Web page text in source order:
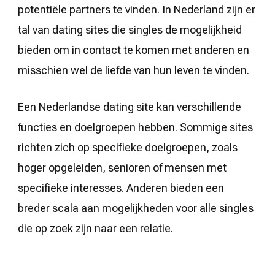
potentiële partners te vinden. In Nederland zijn er
tal van dating sites die singles de mogelijkheid
bieden om in contact te komen met anderen en
misschien wel de liefde van hun leven te vinden.
Een Nederlandse dating site kan verschillende
functies en doelgroepen hebben. Sommige sites
richten zich op specifieke doelgroepen, zoals
hoger opgeleiden, senioren of mensen met
specifieke interesses. Anderen bieden een
breder scala aan mogelijkheden voor alle singles
die op zoek zijn naar een relatie.